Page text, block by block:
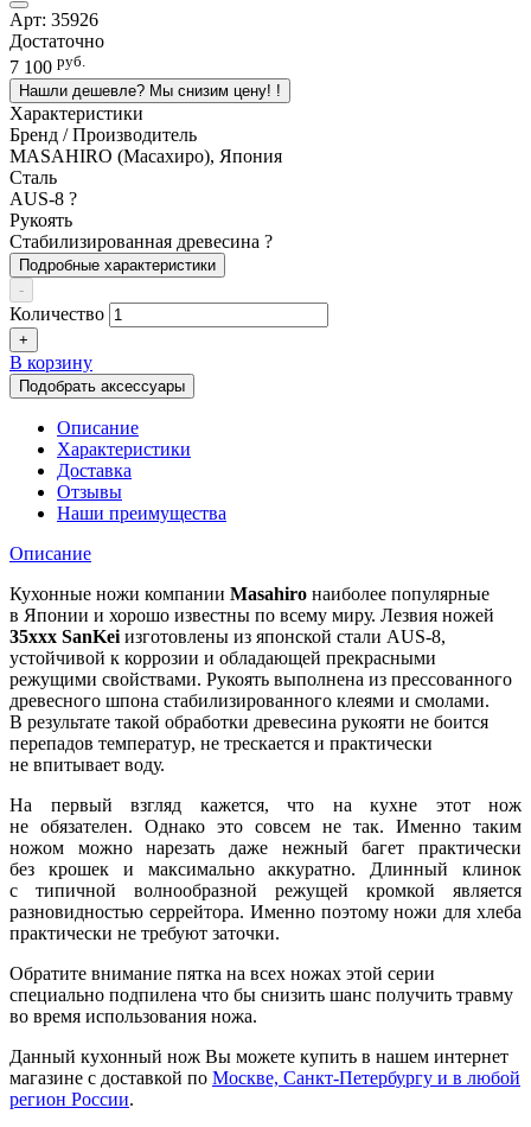
Арт: 35926
Достаточно
7 100 руб.
Нашли дешевле? Мы снизим цену! !
Характеристики
Бренд / Производитель
MASAHIRO (Масахиро), Япония
Сталь
AUS-8 ?
Рукоять
Стабилизированная древесина ?
Подробные характеристики
-
Количество
+
В корзину
Подобрать аксессуары
Описание
Характеристики
Доставка
Отзывы
Наши преимущества
Описание
Кухонные ножи компании Masahiro наиболее популярные
в Японии и хорошо известны по всему миру. Лезвия ножей
35xxx SanKei изготовлены из японской стали AUS-8,
устойчивой к коррозии и обладающей прекрасными
режущими свойствами. Рукоять выполнена из прессованного
древесного шпона стабилизированного клеями и смолами.
В результате такой обработки древесина рукояти не боится
перепадов температур, не трескается и практически
не впитывает воду.
На первый взгляд кажется, что на кухне этот нож
не обязателен. Однако это совсем не так. Именно таким
ножом можно нарезать даже нежный багет практически
без крошек и максимально аккуратно. Длинный клинок
с типичной волнообразной режущей кромкой является
разновидностью серрейтора. Именно поэтому ножи для хлеба
практически не требуют заточки.
Обратите внимание пятка на всех ножах этой серии
специально подпилена что бы снизить шанс получить травму
во время использования ножа.
Данный кухонный нож Вы можете купить в нашем интернет
магазине с доставкой по Москве, Санкт-Петербургу и в любой
регион России.